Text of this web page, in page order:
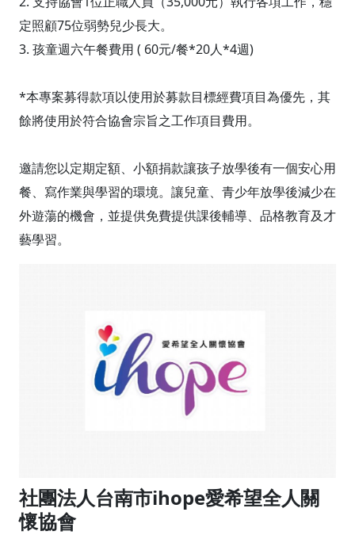
定照顧75位弱勢兒少長大。
3. 孩童週六午餐費用 ( 60元/餐*20人*4週)
*本專案募得款項以使用於募款目標經費項目為優先，其
餘將使用於符合協會宗旨之工作項目費用。
邀請您以定期定額、小額捐款讓孩子放學後有一個安心用
餐、寫作業與學習的環境。讓兒童、青少年放學後減少在
外遊蕩的機會，並提供免費提供課後輔導、品格教育及才
藝學習。
社團法人台南市ihope愛希望全人關
懷協會